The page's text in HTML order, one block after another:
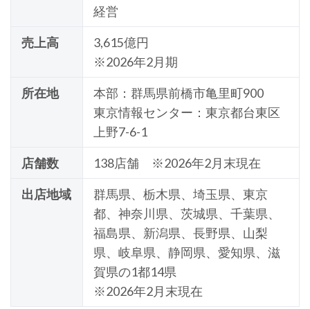
経営
売上高
3,615億円
※2026年2月期
所在地
本部：群馬県前橋市亀里町900
東京情報センター：東京都台東区
上野7-6-1
店舗数 138店舗 ※2026年2月末現在
出店地域
群馬県、栃木県、埼玉県、東京
都、神奈川県、茨城県、千葉県、
福島県、新潟県、長野県、山梨
県、岐阜県、静岡県、愛知県、滋
賀県の1都14県
※2026年2月末現在